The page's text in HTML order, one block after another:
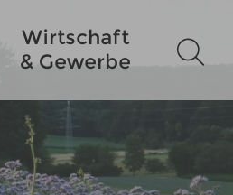
Wirtschaft
& Gewerbe